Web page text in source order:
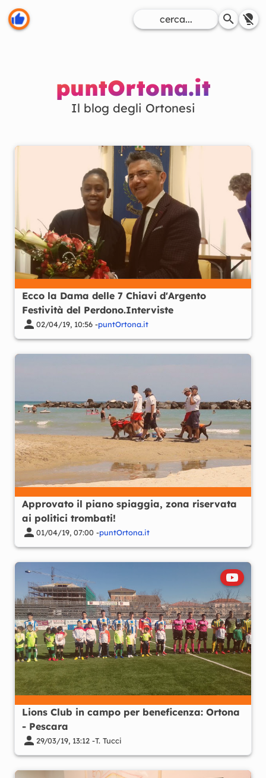
puntOrtona.it
Il blog degli Ortonesi
Ecco la Dama delle 7 Chiavi d'Argento
Festività del Perdono.Interviste
02/04/19, 10:56 -puntOrtona.it
Approvato il piano spiaggia, zona riservata
ai politici trombati!
01/04/19, 07:00 -puntOrtona.it
Lions Club in campo per beneficenza: Ortona
- Pescara
29/03/19, 13:12 -T. Tucci